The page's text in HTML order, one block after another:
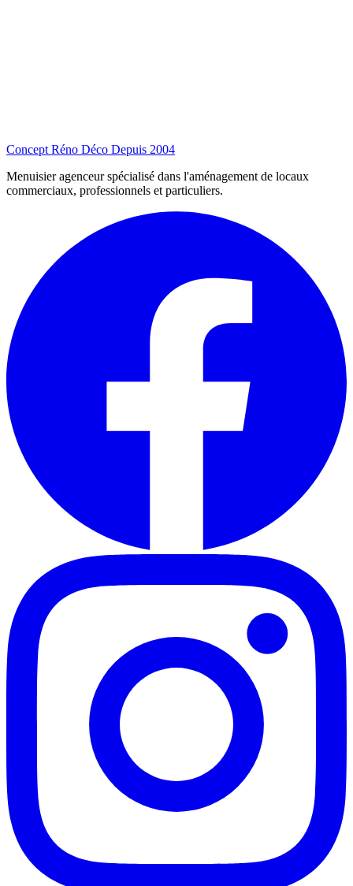
Concept Réno Déco Depuis 2004
Menuisier agenceur spécialisé dans l'aménagement de locaux
commerciaux, professionnels et particuliers.